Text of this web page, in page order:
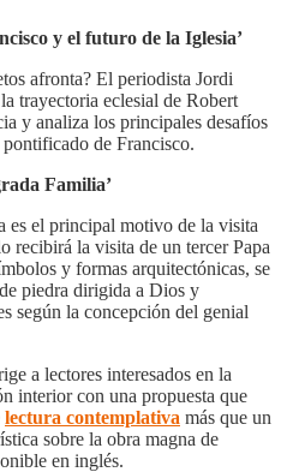
y el futuro de la Iglesia’
afronta? El periodista Jordi
la trayectoria eclesial de Robert
y analiza los principales desafíos
de Francisco.
Familia’
es el principal motivo de la visita
recibirá la visita de un tercer Papa
y formas arquitectónicas, se
piedra dirigida a Dios y
según la concepción del genial
a lectores interesados en la
interior con una propuesta que
lectura contemplativa más que un
sobre la obra magna de
en inglés.